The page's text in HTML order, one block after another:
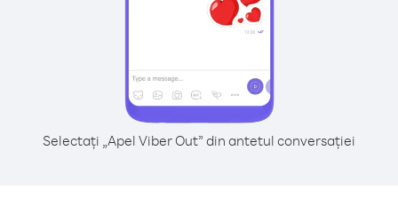
Selectați „Apel Viber Out” din antetul conversației